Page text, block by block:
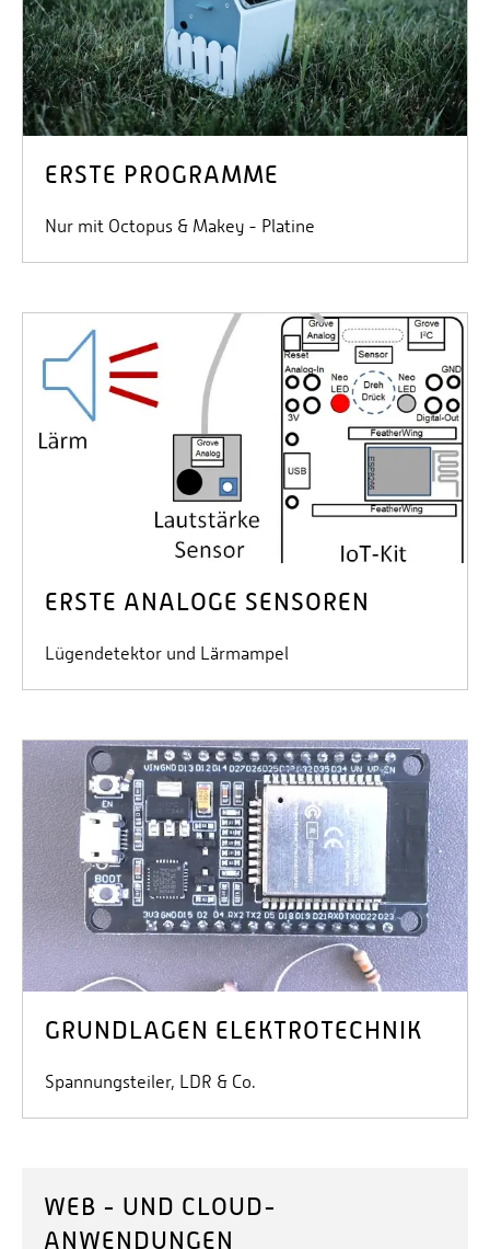
ERSTE PROGRAMME
Nur mit Octopus & Makey - Platine
ERSTE ANALOGE SENSOREN
Lügendetektor und Lärmampel
GRUNDLAGEN ELEKTROTECHNIK
Spannungsteiler, LDR & Co.
WEB - UND CLOUD-
ANWENDUNGEN